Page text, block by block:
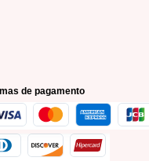
de pagamento